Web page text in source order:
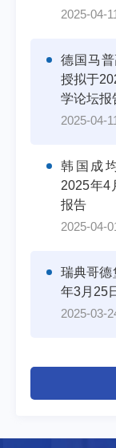
2025-04-
德国马
授拟于
学论坛报
2025-04-
韩国成
2025年4
报告
2025-04-
瑞典哥德
年3月25
2025-03-